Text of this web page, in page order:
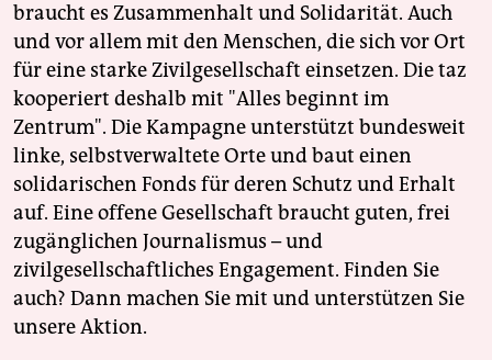
braucht es Zusammenhalt und Solidarität. Auch
und vor allem mit den Menschen, die sich vor Ort
für eine starke Zivilgesellschaft einsetzen. Die taz
kooperiert deshalb mit "Alles beginnt im
Zentrum". Die Kampagne unterstützt bundesweit
linke, selbstverwaltete Orte und baut einen
solidarischen Fonds für deren Schutz und Erhalt
auf. Eine offene Gesellschaft braucht guten, frei
zugänglichen Journalismus – und
zivilgesellschaftliches Engagement. Finden Sie
auch? Dann machen Sie mit und unterstützen Sie
unsere Aktion.